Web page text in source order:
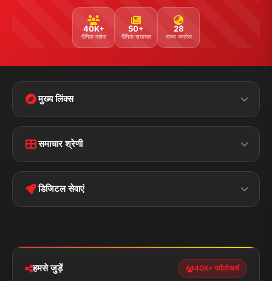
40K+
दैनिक दर्शक
50+
दैनिक समाचार
28
राज्य कवरेज
मुख्य लिंक्स
Disclaimer
Terms &
Privacy Policy
समाचार श्रेणी
पॉलिटिकल झारखण्ड
डिजिटल सेवाएं
हमसे जुड़ें 40K+ फॉलोअर्स